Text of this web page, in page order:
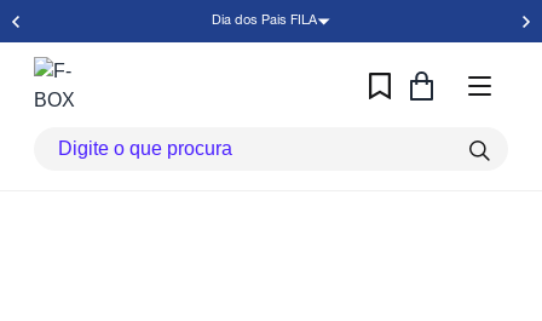
Dia dos Pais FILA